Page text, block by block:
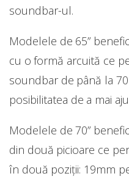
soundbar-ul.
Modelele de 65”
cu o formă arcuită ce
soundbar de până la
posibilitatea de a mai
Modelele de 70”
din două picioare ce
în două poziții: 19mm